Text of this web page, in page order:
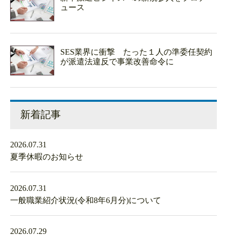
ュース
SES業界に衝撃 たった１人の準委任契約
が派遣法違反で事業改善命令に
新着記事
2026.07.31
夏季休暇のお知らせ
2026.07.31
一般職業紹介状況(令和8年6月分)について
2026.07.29